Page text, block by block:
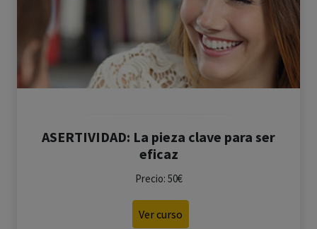
ASERTIVIDAD: La pieza clave para ser
eficaz
Precio: 50€
Ver curso